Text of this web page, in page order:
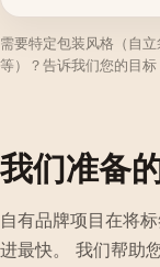
需要特定包装风格（自
等）？告诉我们您的目标
我们准备
自有品牌项目在将
进最快。 我们帮助